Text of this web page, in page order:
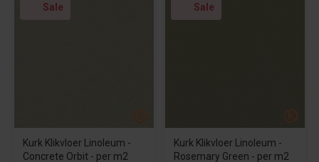
Sale
Kurk Klikvloer Linoleum -
Concrete Orbit - per m2
Sale
Kurk Klikvloer Linoleum -
Rosemary Green - per m2